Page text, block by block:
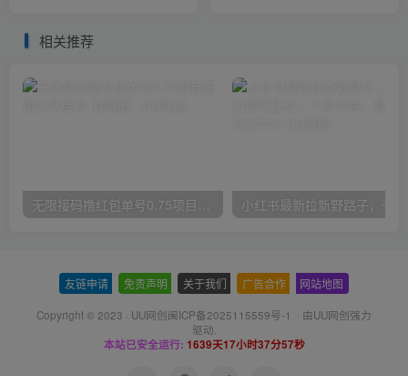
相关推荐
无限接码撸红包单号0.75项目无偿分享给你【揭秘】
友链申请 免责声明 关于我们 广告合作 网站地图
Copyright © 2023 · UU网创闽ICP备2025115559号-1 · 由UU网创强力
驱动.
本站已安全运行: 1639天17小时37分58秒